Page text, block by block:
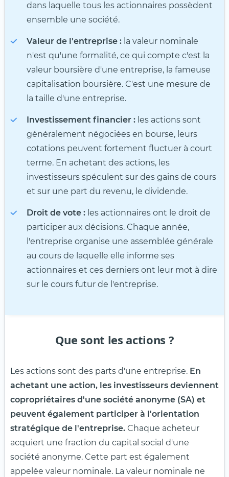
dans laquelle tous les actionnaires possèdent
ensemble une société.
Valeur de l'entreprise : la valeur nominale
n'est qu'une formalité, ce qui compte c'est la
valeur boursière d'une entreprise, la fameuse
capitalisation boursière. C'est une mesure de
la taille d'une entreprise.
Investissement financier : les actions sont
généralement négociées en bourse, leurs
cotations peuvent fortement fluctuer à court
terme. En achetant des actions, les
investisseurs spéculent sur des gains de cours
et sur une part du revenu, le dividende.
Droit de vote : les actionnaires ont le droit de
participer aux décisions. Chaque année,
l'entreprise organise une assemblée générale
au cours de laquelle elle informe ses
actionnaires et ces derniers ont leur mot à dire
sur le cours futur de l'entreprise.
Que sont les actions ?
Les actions sont des parts d'une entreprise. En
achetant une action, les investisseurs deviennent
copropriétaires d'une société anonyme (SA) et
peuvent également participer à l'orientation
stratégique de l'entreprise. Chaque acheteur
acquiert une fraction du capital social d'une
société anonyme. Cette part est également
appelée valeur nominale. La valeur nominale ne